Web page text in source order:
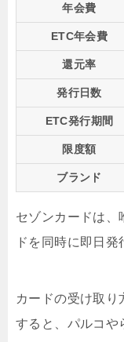
年会費
ETC年会費
還元率
発行日数
ETC発行期間
限度額
ブランド
セゾンカードは、
ドを同時に即日発
カードの受け取り
すると、パルコや